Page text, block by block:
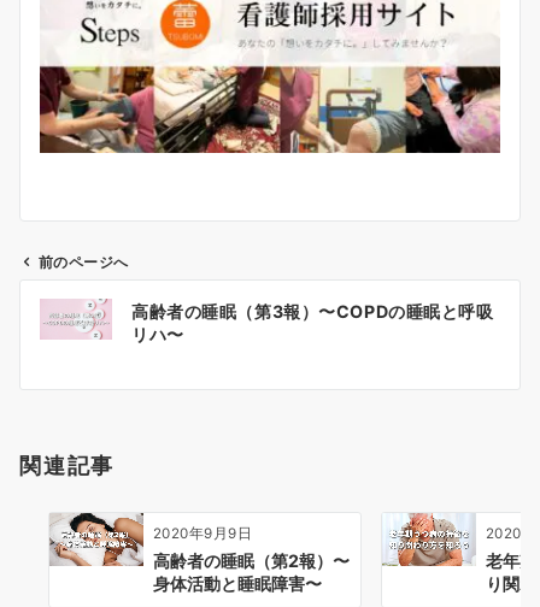
ビ
シ
前のページへ
高齢者の睡眠（第3報）〜COPDの睡眠と呼吸
リハ〜
関連記事
2020年9月9日
高齢者の睡眠（第2報）〜
身体活動と睡眠障害〜
2020年
老年
り関